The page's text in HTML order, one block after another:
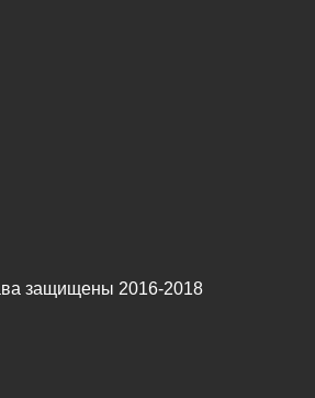
защищены 2016-2018